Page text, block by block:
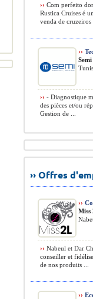
›› Com perfeito
Rustica Cruises é
venda de cruzeiros
››
Semi
›› - Diagnostique
des pièces et/ou
Gestion de ...
›› Offres
››
Miss
›› Nabeul et Dar
conseiller et
de nos produits ...
››